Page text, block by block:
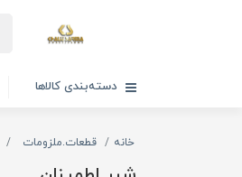
دسته‌بندی کالاها
خانه قطعات.ملزومات